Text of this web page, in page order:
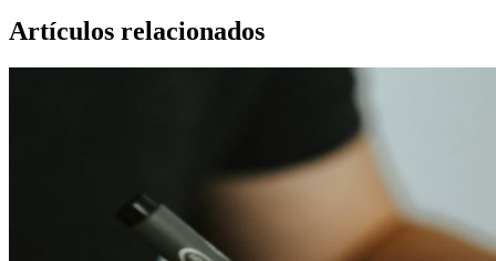
Artículos relacionados